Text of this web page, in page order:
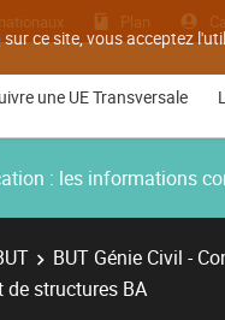
ce site, vous acceptez
Plan
une UE Transversale
: les informations
BUT Génie Civil -
de structures BA